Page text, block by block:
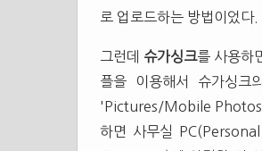
로 업로드하는 방법이었다.
그런데 슈가싱크를 사용하
플을 이용해서 슈가싱
'Pictures/Mobile Photos'
하면 사무실